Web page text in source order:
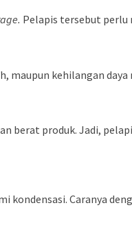
Pelapis tersebut
kehilangan
berat produk. Jadi,
Caranya